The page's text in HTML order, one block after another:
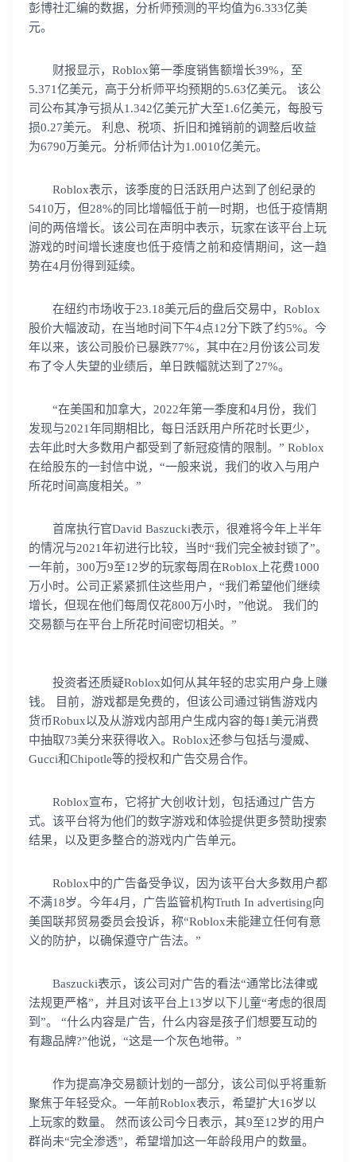
彭博社汇编的数据，分析师预测的平均值为6.333亿美
元。
财报显示，Roblox第一季度销售额增长39%，至
5.371亿美元，高于分析师平均预期的5.63亿美元。 该公
司公布其净亏损从1.342亿美元扩大至1.6亿美元，每股亏
损0.27美元。 利息、税项、折旧和摊销前的调整后收益
为6790万美元。分析师估计为1.0010亿美元。
Roblox表示，该季度的日活跃用户达到了创纪录的
5410万，但28%的同比增幅低于前一时期，也低于疫情期
间的两倍增长。该公司在声明中表示，玩家在该平台上玩
游戏的时间增长速度也低于疫情之前和疫情期间，这一趋
势在4月份得到延续。
在纽约市场收于23.18美元后的盘后交易中，Roblox
股价大幅波动，在当地时间下午4点12分下跌了约5%。今
年以来，该公司股价已暴跌77%，其中在2月份该公司发
布了令人失望的业绩后，单日跌幅就达到了27%。
“在美国和加拿大，2022年第一季度和4月份，我们
发现与2021年同期相比，每日活跃用户所花时长更少，
去年此时大多数用户都受到了新冠疫情的限制。” Roblox
在给股东的一封信中说，“一般来说，我们的收入与用户
所花时间高度相关。”
首席执行官David Baszucki表示，很难将今年上半年
的情况与2021年初进行比较，当时“我们完全被封锁了”。
一年前，300万9至12岁的玩家每周在Roblox上花费1000
万小时。公司正紧紧抓住这些用户，“我们希望他们继续
增长，但现在他们每周仅花800万小时，”他说。 我们的
交易额与在平台上所花时间密切相关。”
投资者还质疑Roblox如何从其年轻的忠实用户身上赚
钱。 目前，游戏都是免费的，但该公司通过销售游戏内
货币Robux以及从游戏内部用户生成内容的每1美元消费
中抽取73美分来获得收入。Roblox还参与包括与漫威、
Gucci和Chipotle等的授权和广告交易合作。
Roblox宣布，它将扩大创收计划，包括通过广告方
式。该平台将为他们的数字游戏和体验提供更多赞助搜索
结果，以及更多整合的游戏内广告单元。
Roblox中的广告备受争议，因为该平台大多数用户都
不满18岁。今年4月，广告监管机构Truth In advertising向
美国联邦贸易委员会投诉，称“Roblox未能建立任何有意
义的防护，以确保遵守广告法。”
Baszucki表示，该公司对广告的看法“通常比法律或
法规更严格”，并且对该平台上13岁以下儿童“考虑的很周
到”。 “什么内容是广告，什么内容是孩子们想要互动的
有趣品牌?”他说，“这是一个灰色地带。”
作为提高净交易额计划的一部分，该公司似乎将重新
聚焦于年轻受众。一年前Roblox表示，希望扩大16岁以
上玩家的数量。 然而该公司今日表示，其9至12岁的用户
群尚未“完全渗透”，希望增加这一年龄段用户的数量。